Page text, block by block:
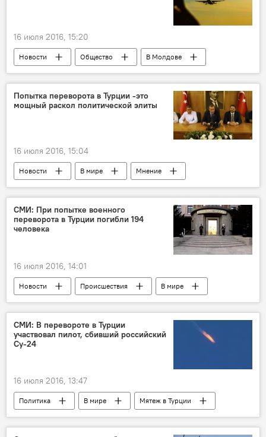
16 июля 2016, 15:20
Новости Общество
В Молдове
Турция
самолет авиаперелеты
Попытка переворота в Турции -это
мощный раскол политической элиты
16 июля 2016, 15:04
Новости В мире
Мнение
Аналитика
Турция
переворот
Мятеж в Турции
Реджеп Тайип Эрдоган
путч
СМИ: При попытке военного
переворота в Турции погибли 194
человека
16 июля 2016, 14:01
Новости Происшествия В мире
СМИ: В перевороте в Турции
участвовал пилот, сбивший российский
Су-24
16 июля 2016, 13:47
Политика В мире Мятеж в Турции